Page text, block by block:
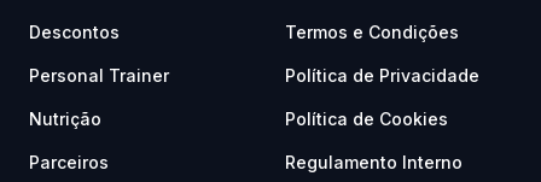
Descontos
Personal Trainer
Nutrição
Parceiros
Termos e Condições
Política de Privacidade
Política de Cookies
Regulamento Interno